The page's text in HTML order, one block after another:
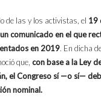
de las y los activistas, el 19
comunicado en el que
en 2019. En dicha
que, con base a la Ley
el Congreso sí —o sí—
nominal.